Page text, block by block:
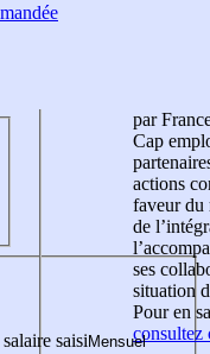
saisi
par
Cap
actions
faveur du
de
ses
situation
Pour en
consultez